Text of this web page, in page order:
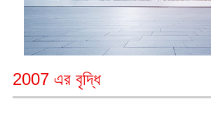
2007 এর বৃদ্ধি